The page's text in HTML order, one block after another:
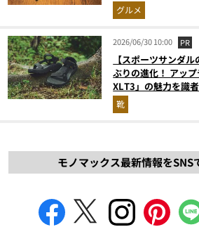
グルメ
2026/06/30 10:00 PR
【スポーツサンダ
ぶりの進化！ アッ
XLT3」の魅力を識
解説！
靴
モノマックス最新情報をSNS